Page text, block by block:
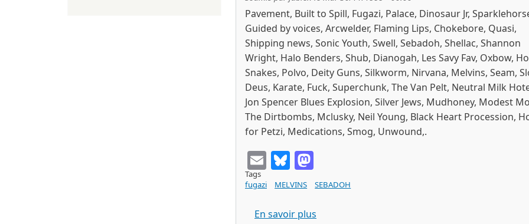
Pavement, Built to Spill, Fugazi, Palace, Dinosaur Jr,
Guided by voices, Arcwelder, Flaming Lips, Chokebore, Quasi,
Shipping news, Sonic Youth, Swell, Sebadoh, Shellac, Shannon
Wright, Halo Benders, Shub, Dianogah, Les Savy Fav, Oxbow,
Snakes, Polvo, Deity Guns, Silkworm, Nirvana, Melvins, Seam,
Deus, Karate, Fuck, Superchunk, The Van Pelt, Neutral Milk
Jon Spencer Blues Explosion, Silver Jews, Mudhoney, Modest
The Dirtbombs, Mclusky, Neil Young, Black Heart Procession,
for Petzi, Medications, Smog, Unwound,.
EmailBluesky
Tags
fugazi
MELVINS SEBADOH
En savoir plus